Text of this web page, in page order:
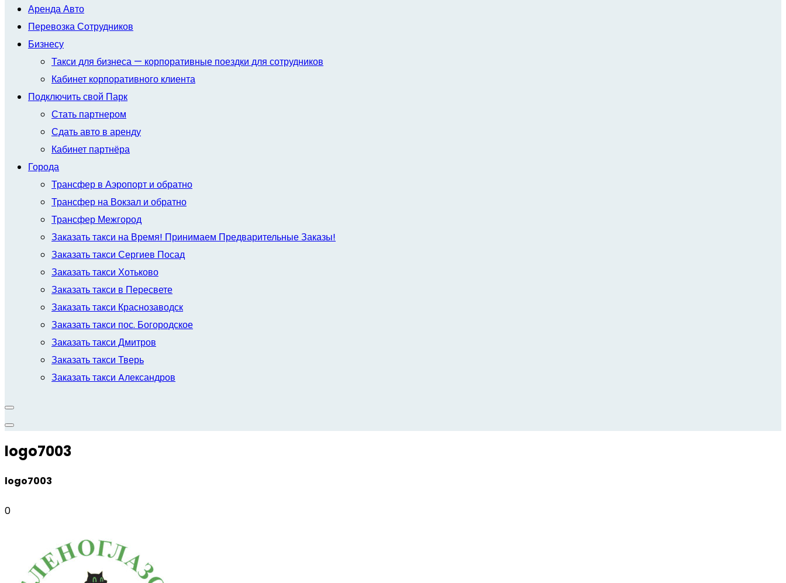
Аренда Авто
Перевозка Сотрудников
Бизнесу
Такси для бизнеса — корпоративные поездки для сотрудников
Кабинет корпоративного клиента
Подключить свой Парк
Стать партнером
Сдать авто в аренду
Кабинет партнёра
Города
Трансфер в Аэропорт и обратно
Трансфер на Вокзал и обратно
Трансфер Межгород
Заказать такси на Время! Принимаем Предварительные Заказы!
Заказать такси Сергиев Посад
Заказать такси Хотьково
Заказать такси в Пересвете
Заказать такси Краснозаводск
Заказать такси пос. Богородское
Заказать такси Дмитров
Заказать такси Тверь
Заказать такси Aлександров
logo7003
logo7003
0